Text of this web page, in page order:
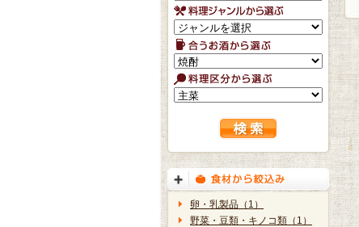
卵・乳製品（1）
野菜・豆類・キノコ類（1）